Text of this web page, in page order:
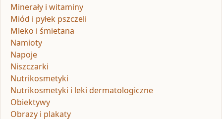
Minerały i witaminy
Miód i pyłek pszczeli
Mleko i śmietana
Namioty
Napoje
Niszczarki
Nutrikosmetyki
Nutrikosmetyki i leki dermatologiczne
Obiektywy
Obrazy i plakaty